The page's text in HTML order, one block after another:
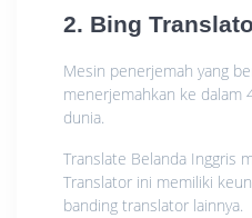
2. Bing
Mesin penerjemah yang
menerjemahkan ke dalam
dunia.
Translate Belanda Inggris
Translator ini memiliki
banding translator lainnya.